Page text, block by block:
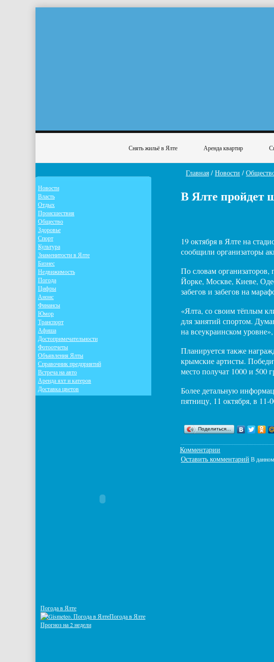
Снять жильё в Ялте Аренда квартир
Главная / Новости /
В Ялте пройдет
19 октября в Ялте на
сообщили организаторы
По словам
Йорке, Москве, Киеве,
забегов и забегов на
«Ялта, со своим тёплым
для занятий спортом.
на всеукраинском
Планируется также
крымские артисты.
место получат 1000 и 500
Более детальную
пятницу, 11 октября, в
Поделиться…
Комментарии
Оставить комментарий В
Новости
Власть
Отдых
Происшествия
Общество
Здоровье
Спорт
Культура
Знаменитости в Ялте
Бизнес
Недвижимость
Погода
Цифры
Анонс
Финансы
Юмор
Транспорт
Афиша
Достопримечательности
Фотоотчеты
Объявления Ялты
Справочник предприятий
Встреча на авто
Аренда яхт и катеров
Доставка цветов
Погода в Ялте
Погода в Ялте
Прогноз на 2 недели